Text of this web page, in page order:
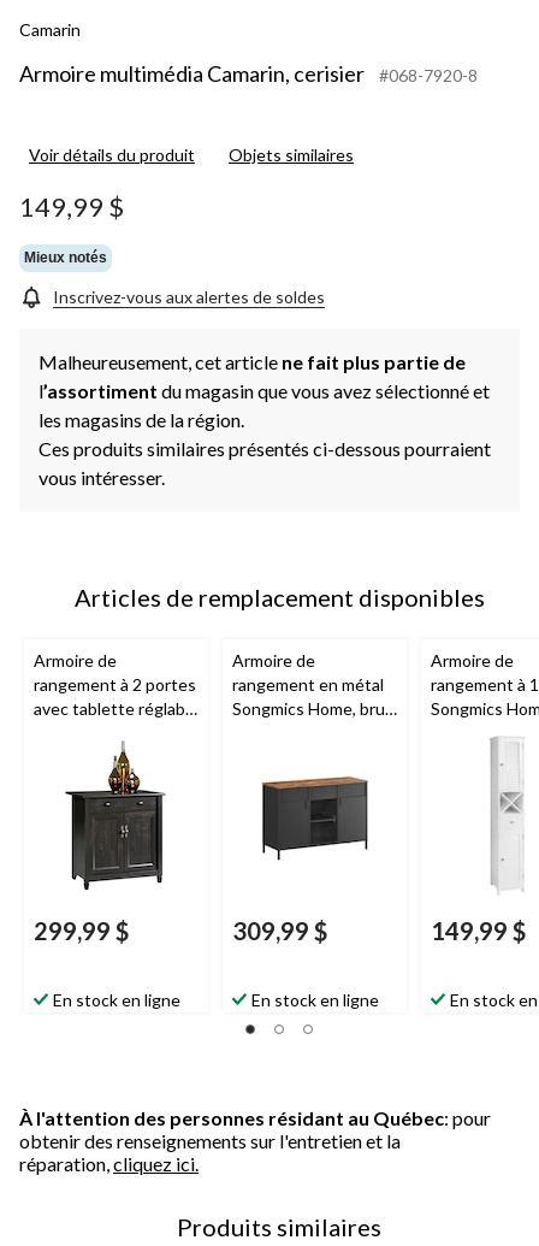
Camarin
Armoire multimédia Camarin, cerisier #068-7920-8
Voir détails du produit Objets similaires
149,99 $
Mieux notés
Inscrivez-vous aux alertes de soldes
Malheureusement, cet article ne fait plus partie de
l’assortiment du magasin que vous avez sélectionné et
les magasins de la région.
Ces produits similaires présentés ci-dessous pourraient
vous intéresser.
Articles de remplacement disponibles
Armoire de
rangement à 2 portes
avec tablette réglable
fini noir Estate
299,99 $
En stock en ligne
Armoire de
rangement en métal
Songmics Home, brun
309,99 $
En stock en ligne
Armoire de
rangement à
Songmics
portes à
149,99 $
En stock
À l'attention des personnes résidant au Québec: pour
obtenir des renseignements sur l'entretien et la
réparation, cliquez ici.
Produits similaires